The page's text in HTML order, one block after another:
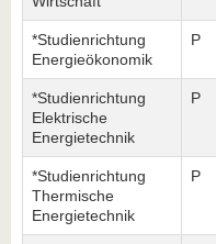
*Studienrichtung
Energieökonomik
P
*Studienrichtung
Elektrische
Energietechnik
P
*Studienrichtung
Thermische
Energietechnik
P